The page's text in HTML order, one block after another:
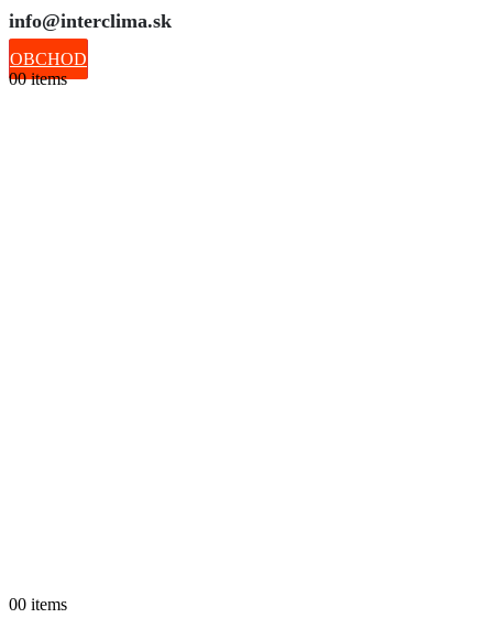
info@interclima.sk
OBCHOD
00 items
00 items